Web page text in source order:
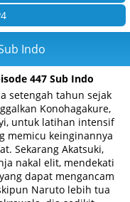
Indo
447 Sub Indo
setengah tahun sejak
Konohagakure,
untuk latihan intensif
memicu keinginannya
Sekarang Akatsuki,
nakal elit, mendekati
dapat mengancam
Naruto lebih tua